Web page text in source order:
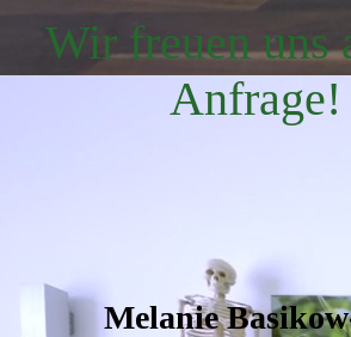
Wir freuen uns
Anfrage!
Melanie